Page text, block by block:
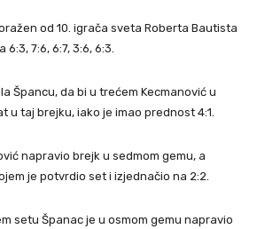
od 10. igrača sveta Roberta Bautista
7:6, 6:7, 3:6, 6:3.
Špancu, da bi u trećem Kecmanović u
u taj brejku, iako je imao prednost 4:1.
napravio brejk u sedmom gemu, a
je potvrdio set i izjednačio na 2:2.
setu Španac je u osmom gemu napravio